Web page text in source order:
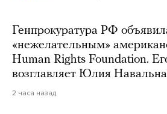
Генпрокуратура РФ
«нежелательным»
Human Rights Foundation.
возглавляет Юлия
2 часа назад